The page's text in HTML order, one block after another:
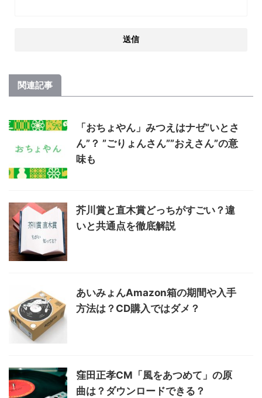
関連記事
「おちょやん」みつえはナゼ”いとさ
ん”？ ”ごりょんさん””おえさん”の意
味も
芥川賞と直木賞どっちがすごい？違
いと共通点を徹底解説
あいみょんAmazon箱の期間や入手
方法は？CD購入ではダメ？
窪田正孝CM「風をあつめて」の原
曲は？ダウンロードできる？